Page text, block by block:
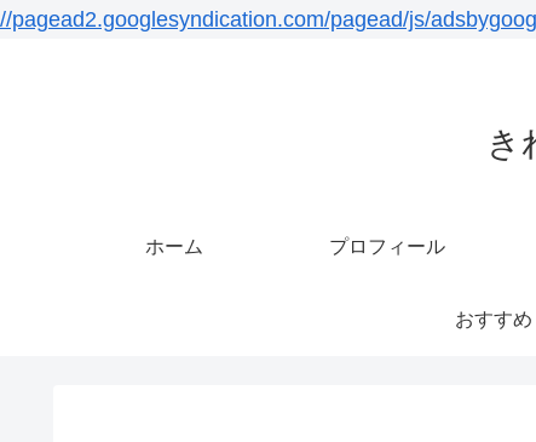
//pagead2.googlesyndication.com/pagead/js/
き
ホーム プロフィール
おすすめ